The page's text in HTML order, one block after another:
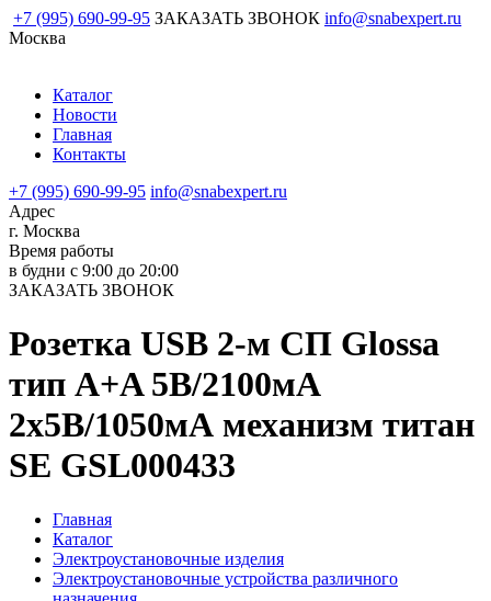
+7 (995) 690-99-95 ЗАКАЗАТЬ ЗВОНОК info@snabexpert.ru
Москва
Каталог
Новости
Главная
Контакты
+7 (995) 690-99-95 info@snabexpert.ru
Адрес
г. Москва
Время работы
в будни с 9:00 до 20:00
ЗАКАЗАТЬ ЗВОНОК
Розетка USB 2-м СП Glossa
тип A+A 5В/2100мА
2х5В/1050мА механизм титан
SE GSL000433
Главная
Каталог
Электроустановочные изделия
Электроустановочные устройства различного